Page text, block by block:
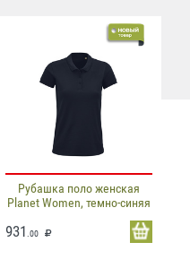
Рубашка поло женская
Planet Women, темно-синяя
931 .00